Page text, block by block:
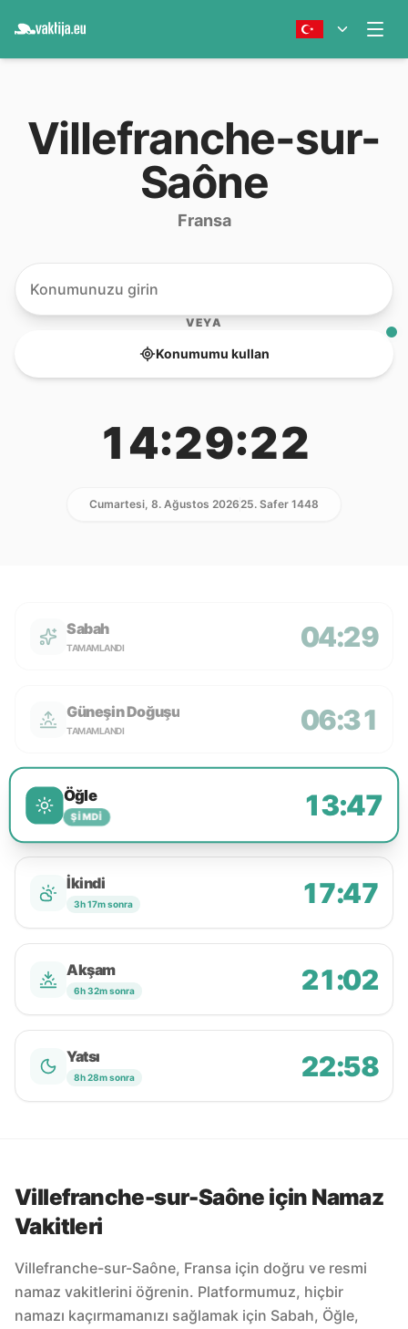
Villefranche-sur-
Saône
Fransa
VEYA
Konumumu kullan
14:29:22
Cumartesi, 8. Ağustos 202625. Safer 1448
Sabah
TAMAMLANDI 04:29
Güneşin Doğuşu
TAMAMLANDI 06:31
Öğle
ŞIMDI 13:47
İkindi
3h 17m sonra 17:47
Akşam
6h 32m sonra 21:02
Yatsı
8h 28m sonra 22:58
Villefranche-sur-Saône için Namaz
Vakitleri
Villefranche-sur-Saône, Fransa için doğru ve resmi
namaz vakitlerini öğrenin. Platformumuz, hiçbir
namazı kaçırmamanızı sağlamak için Sabah, Öğle,